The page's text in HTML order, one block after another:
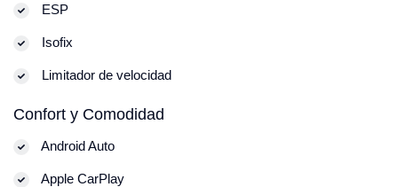
ESP
Isofix
Limitador de velocidad
Confort y Comodidad
Android Auto
Apple CarPlay